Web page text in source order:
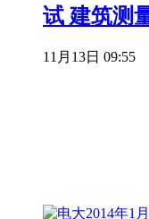
试 建筑测
11月13日 09:55